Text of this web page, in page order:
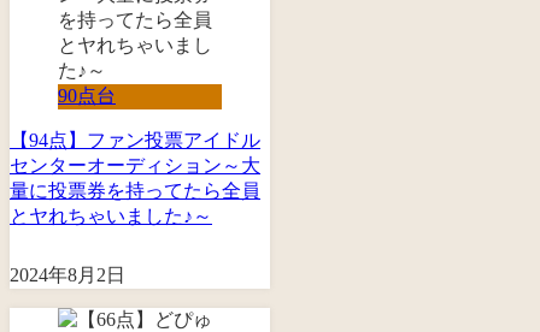
90点台
【94点】ファン投票アイドル
センターオーディション～大
量に投票券を持ってたら全員
とヤれちゃいました♪～
2024年8月2日